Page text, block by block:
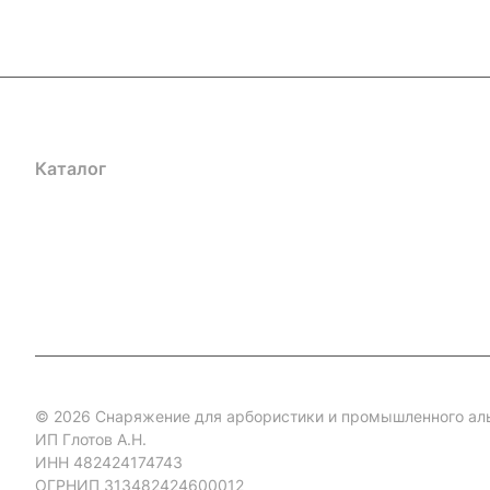
Каталог
© 2026 Снаряжение для арбористики и промышленного
ИП Глотов А.Н.
ИНН 482424174743
ОГРНИП 313482424600012